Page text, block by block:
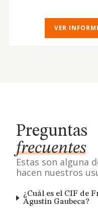
VER
Preguntas
frecuentes
Estas son alguna
hacen nuestros
¿Cuál es el CIF de
Agustin Gaubeca?